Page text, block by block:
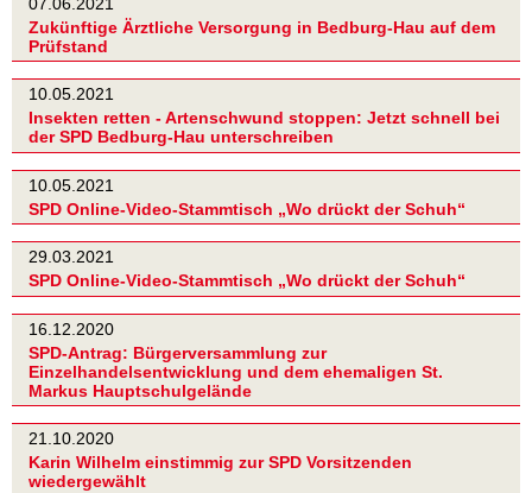
Zukünftige Ärztliche Versorgung in Bedburg-Hau auf dem
Prüfstand
10.05.2021
Insekten retten - Artenschwund stoppen: Jetzt schnell bei
der SPD Bedburg-Hau unterschreiben
10.05.2021
SPD Online-Video-Stammtisch „Wo drückt der Schuh“
29.03.2021
SPD Online-Video-Stammtisch „Wo drückt der Schuh“
16.12.2020
SPD-Antrag: Bürgerversammlung zur
Einzelhandelsentwicklung und dem ehemaligen St.
Markus Hauptschulgelände
21.10.2020
Karin Wilhelm einstimmig zur SPD Vorsitzenden
wiedergewählt